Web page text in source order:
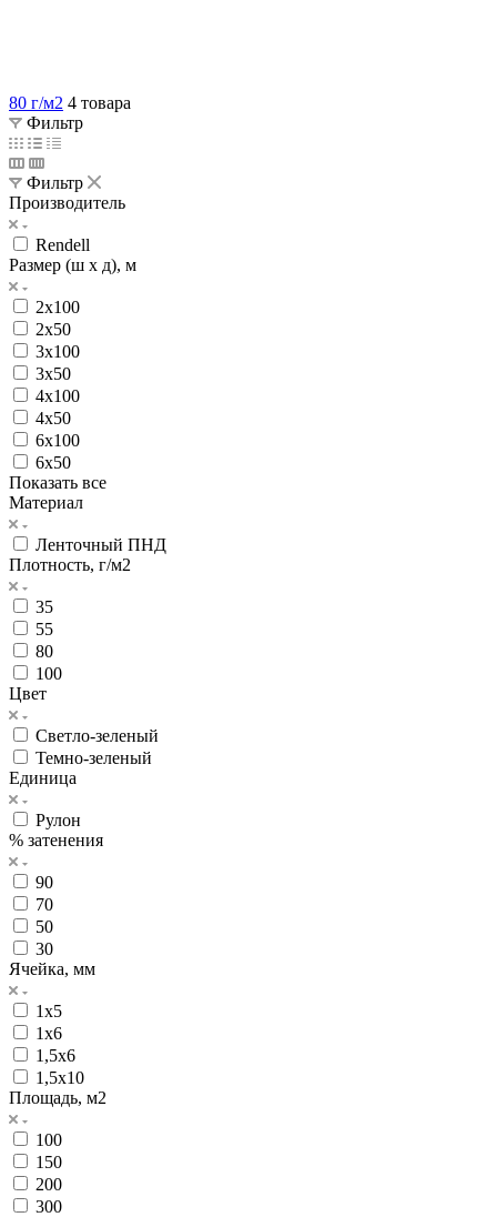
80 г/м2 4 товара
Фильтр
Фильтр
Производитель
Rendell
Размер (ш х д), м
2х100
2х50
3х100
3х50
4х100
4х50
6х100
6х50
Показать все
Материал
Ленточный ПНД
Плотность, г/м2
35
55
80
100
Цвет
Светло-зеленый
Темно-зеленый
Единица
Рулон
% затенения
90
70
50
30
Ячейка, мм
1х5
1х6
1,5х6
1,5х10
Площадь, м2
100
150
200
300